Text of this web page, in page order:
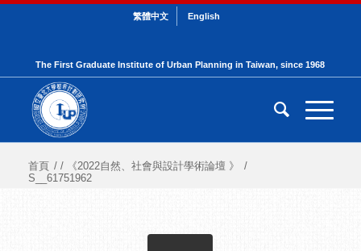
繁體中文 English
The First Graduate Institute of Urban Planning in Taiwan, since 1968
首頁 / / 《2022自然、社會與設計學術論壇 》
/
S__61751962